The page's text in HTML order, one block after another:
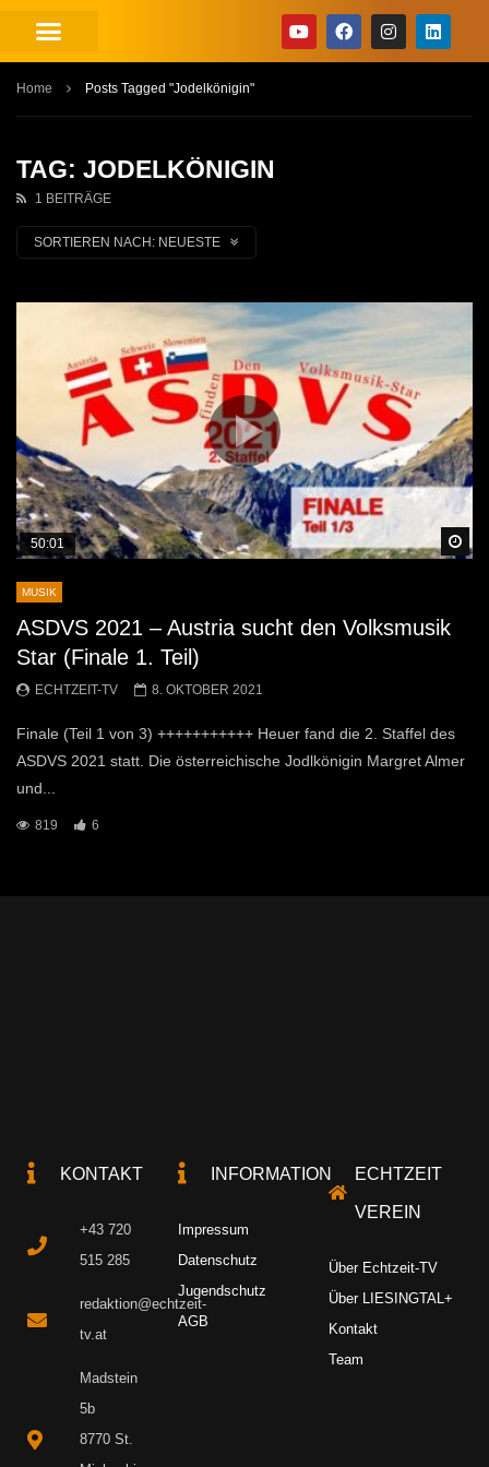
Home Posts Tagged "Jodelkönigin"
TAG: JODELKÖNIGIN
1 BEITRÄGE
SORTIEREN NACH: NEUESTE
50:01
MUSIK
ASDVS 2021 – Austria sucht den Volksmusik
Star (Finale 1. Teil)
ECHTZEIT-TV 8. OKTOBER 2021
Finale (Teil 1 von 3) +++++++++++ Heuer fand die 2. Staffel des
ASDVS 2021 statt. Die österreichische Jodlkönigin Margret Almer
und...
819 6
KONTAKT
+43 720
515 285
redaktion@echtzeit-
tv.at
Madstein
5b
8770 St.
INFORMATION
Impressum
Datenschutz
Jugendschutz
AGB
ECHTZEIT
VEREIN
Über Echtzeit-TV
Über LIESINGTAL+
Kontakt
Team